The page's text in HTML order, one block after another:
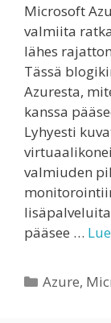
Microsoft
valmiita
lähes
Tässä
Azuresta,
kanssa
Lyhyesti
valmiuden
pääsee …
Kategoriat
Azure,